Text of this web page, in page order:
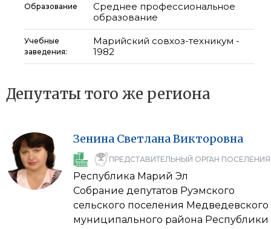
Образование
Среднее профессиональное
образование
Учебные
заведения:
Марийский совхоз-техникум -
1982
Депутаты того же региона
Зенина СветланаВикторовна
ПРЕДСТАВИТЕЛЬНЫЙ ОРГАН ПОСЕЛЕНИЯ
Республика Марий Эл
Собрание депутатов Руэмского
сельского поселения Медведевского
муниципального района Республики